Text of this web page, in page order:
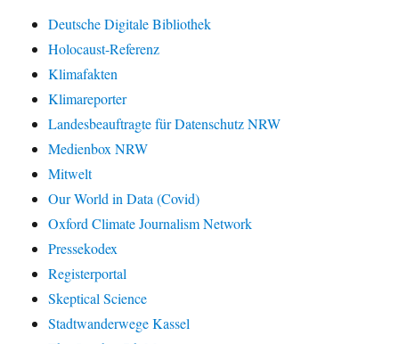
Deutsche Digitale Bibliothek
Holocaust-Referenz
Klimafakten
Klimareporter
Landesbeauftragte für Datenschutz NRW
Medienbox NRW
Mitwelt
Our World in Data (Covid)
Oxford Climate Journalism Network
Pressekodex
Registerportal
Skeptical Science
Stadtwanderwege Kassel